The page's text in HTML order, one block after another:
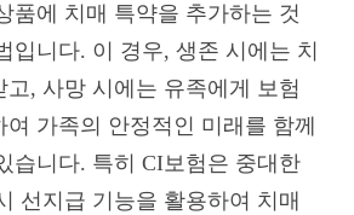
품에 치매 특약을 추가하는 것
입니다. 이 경우, 생존 시에는 치
고, 사망 시에는 유족에게 보험
여 가족의 안정적인 미래를 함께
습니다. 특히 CI보험은 중대한
선지급 기능을 활용하여 치매